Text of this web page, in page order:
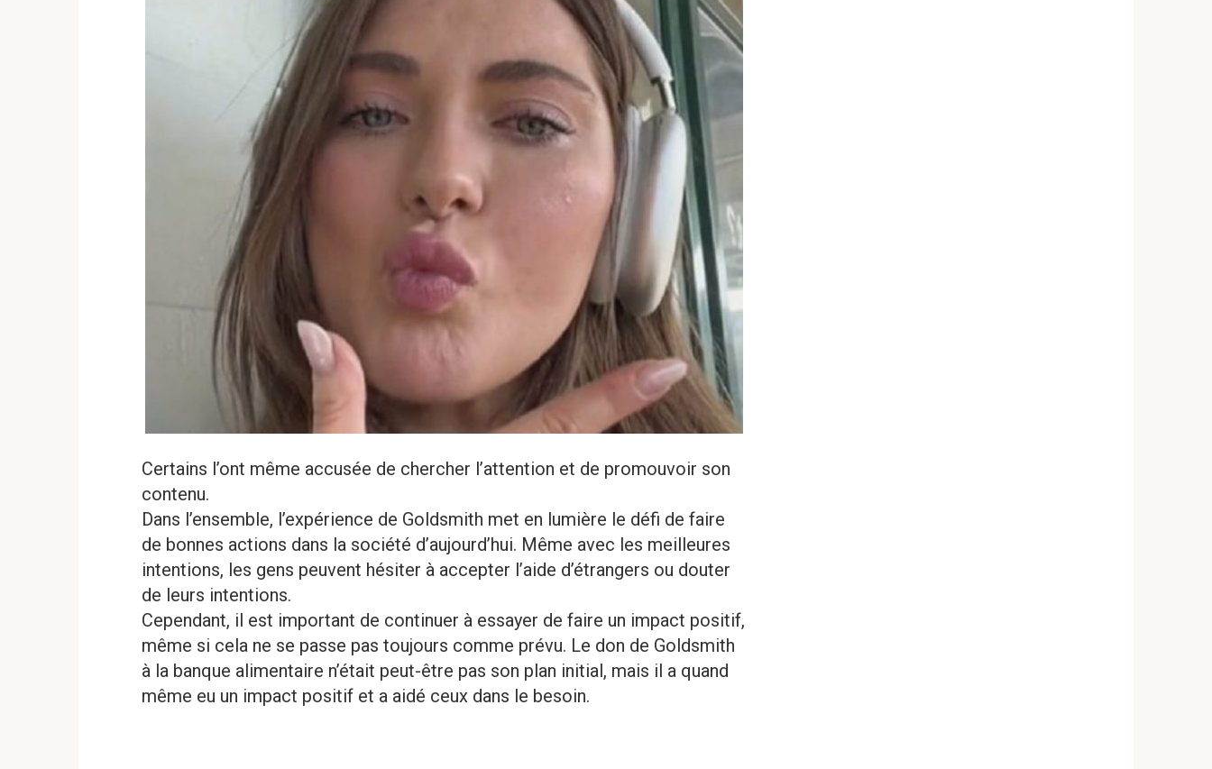
Certains l’ont même accusée de chercher l’attention et de promouvoir son
contenu.
Dans l’ensemble, l’expérience de Goldsmith met en lumière le défi de faire
de bonnes actions dans la société d’aujourd’hui. Même avec les meilleures
intentions, les gens peuvent hésiter à accepter l’aide d’étrangers ou douter
de leurs intentions.
Cependant, il est important de continuer à essayer de faire un impact positif,
même si cela ne se passe pas toujours comme prévu. Le don de Goldsmith
à la banque alimentaire n’était peut-être pas son plan initial, mais il a quand
même eu un impact positif et a aidé ceux dans le besoin.